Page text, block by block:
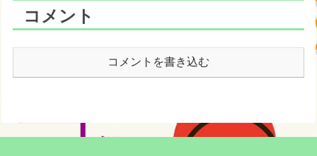
コメント
コメントを書き込む